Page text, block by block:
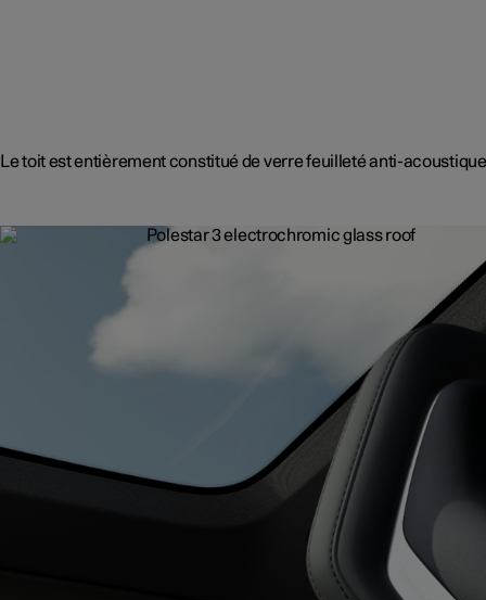
Le toit est entièrement constitué de verre feuilleté anti-